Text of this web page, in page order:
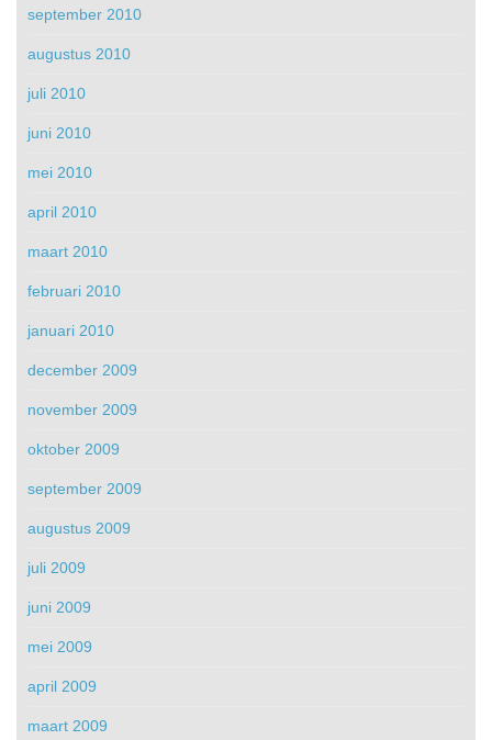
september 2010
augustus 2010
juli 2010
juni 2010
mei 2010
april 2010
maart 2010
februari 2010
januari 2010
december 2009
november 2009
oktober 2009
september 2009
augustus 2009
juli 2009
juni 2009
mei 2009
april 2009
maart 2009